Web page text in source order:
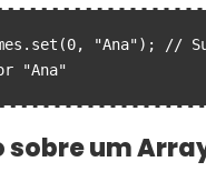
"Ana"); //
"Ana"
um